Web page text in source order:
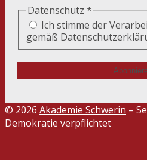
Datenschutz *
Ich stimme der
gemäß
© 2026 Akademie Schwerin –
Demokratie verpflichtet